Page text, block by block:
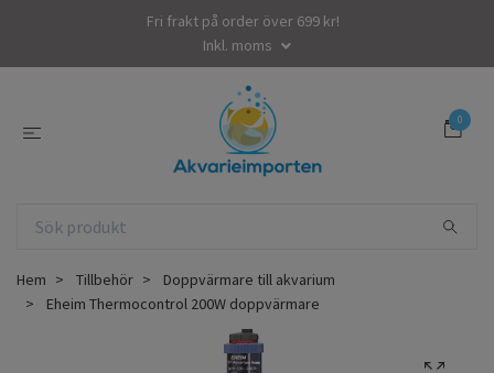
Fri frakt på order över 699 kr!
Inkl. moms
0
Hem Tillbehör
Doppvärmare till akvarium
Eheim Thermocontrol 200W doppvärmare